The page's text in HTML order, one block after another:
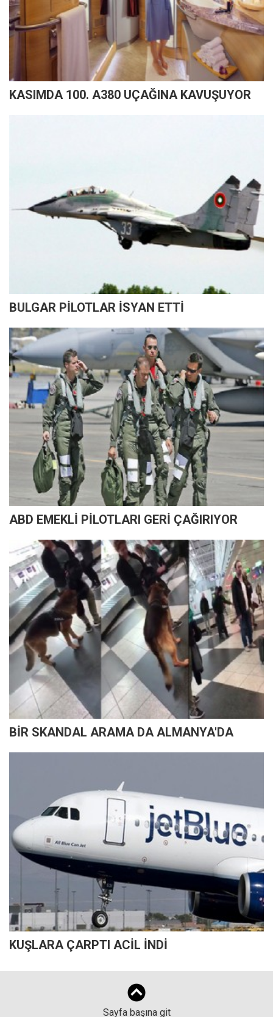
KASIMDA 100. A380 UÇAĞINA KAVUŞUYOR
BULGAR PİLOTLAR İSYAN ETTİ
ABD EMEKLİ PİLOTLARI GERİ ÇAĞIRIYOR
BİR SKANDAL ARAMA DA ALMANYA'DA
KUŞLARA ÇARPTI ACİL İNDİ
Sayfa başına git